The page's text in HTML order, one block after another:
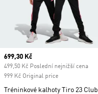
Current price
699,30 Kč
499,50 Kč Poslední nejnižší cena
999 Kč Original price
Tréninkové kalhoty Tiro 23 Club